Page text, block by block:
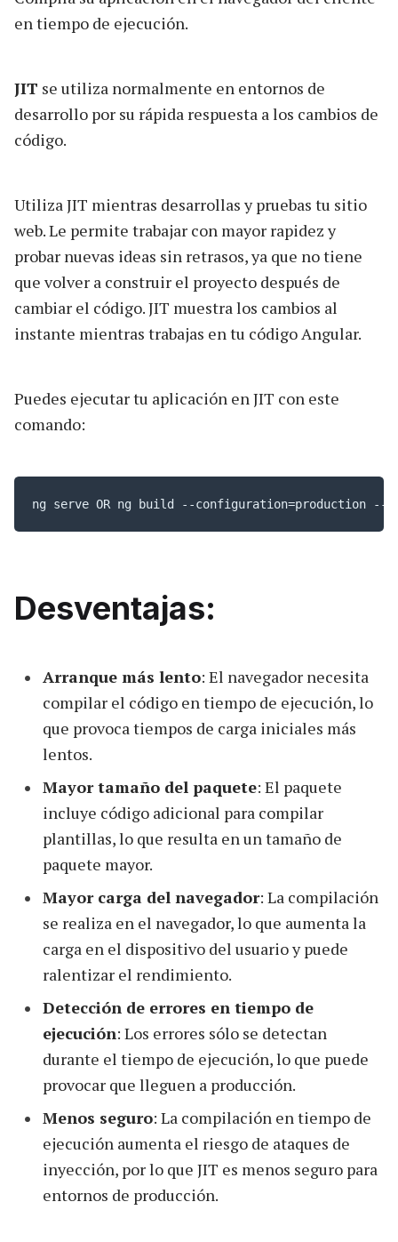
en tiempo de ejecución.
JIT se utiliza normalmente en entornos de
desarrollo por su rápida respuesta a los cambios de
código.
Utiliza JIT mientras desarrollas y pruebas tu sitio
web. Le permite trabajar con mayor rapidez y
probar nuevas ideas sin retrasos, ya que no tiene
que volver a construir el proyecto después de
cambiar el código. JIT muestra los cambios al
instante mientras trabajas en tu código Angular.
Puedes ejecutar tu aplicación en JIT con este
comando:
ng serve OR ng build --configuration=production --
Desventajas:
Arranque más lento: El navegador necesita
compilar el código en tiempo de ejecución, lo
que provoca tiempos de carga iniciales más
lentos.
Mayor tamaño del paquete: El paquete
incluye código adicional para compilar
plantillas, lo que resulta en un tamaño de
paquete mayor.
Mayor carga del navegador: La compilación
se realiza en el navegador, lo que aumenta la
carga en el dispositivo del usuario y puede
ralentizar el rendimiento.
Detección de errores en tiempo de
ejecución: Los errores sólo se detectan
durante el tiempo de ejecución, lo que puede
provocar que lleguen a producción.
Menos seguro: La compilación en tiempo de
ejecución aumenta el riesgo de ataques de
inyección, por lo que JIT es menos seguro para
entornos de producción.